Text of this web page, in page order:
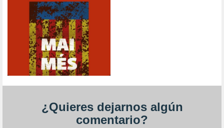
¿Quieres dejarnos algún
comentario?